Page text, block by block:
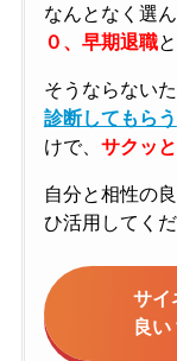
なんとなく選
０、早期退職
そうならない
診断してもらう
けで、 サクッ
自分と相性の
ひ活用してくだ
サイ
良い